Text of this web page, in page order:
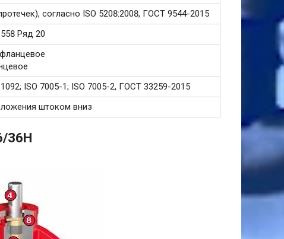
согласно ISO 5208:2008, ГОСТ 9544-2015
Ряд 20
ISO 7005-1; ISO 7005-2, ГОСТ 33259-2015
штоком вниз
36H